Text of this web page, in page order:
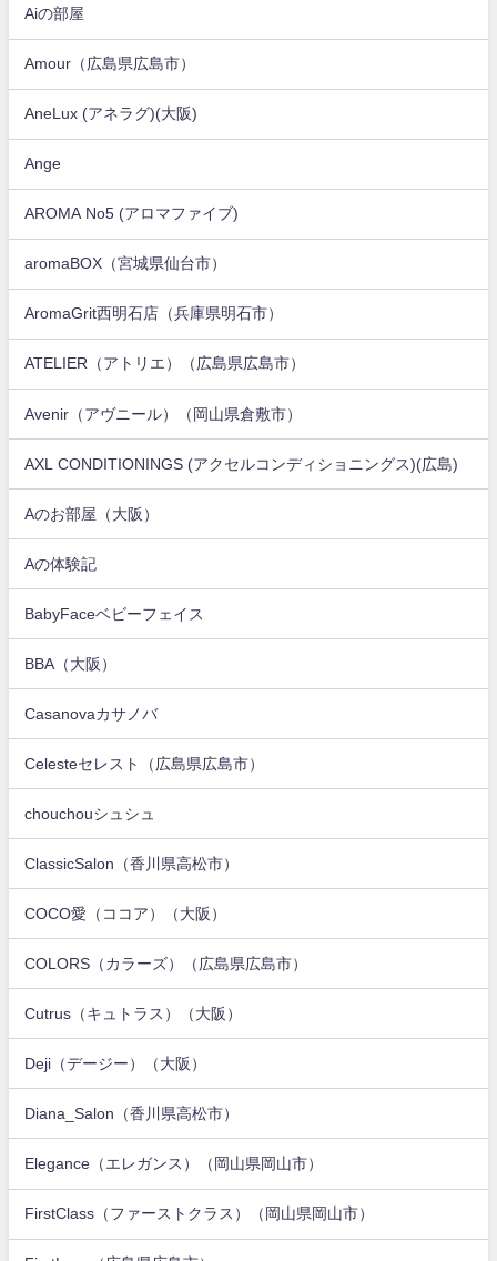
Aiの部屋
Amour（広島県広島市）
AneLux (アネラグ)(大阪)
Ange
AROMA No5 (アロマファイブ)
aromaBOX（宮城県仙台市）
AromaGrit西明石店（兵庫県明石市）
ATELIER（アトリエ）（広島県広島市）
Avenir（アヴニール）（岡山県倉敷市）
AXL CONDITIONINGS (アクセルコンディショニングス)(広島)
Aのお部屋（大阪）
Aの体験記
BabyFaceベビーフェイス
BBA（大阪）
Casanovaカサノバ
Celesteセレスト（広島県広島市）
chouchouシュシュ
ClassicSalon（香川県高松市）
COCO愛（ココア）（大阪）
COLORS（カラーズ）（広島県広島市）
Cutrus（キュトラス）（大阪）
Deji（デージー）（大阪）
Diana_Salon（香川県高松市）
Elegance（エレガンス）（岡山県岡山市）
FirstClass（ファーストクラス）（岡山県岡山市）